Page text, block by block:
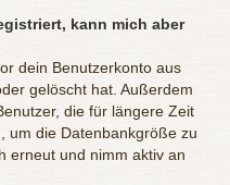
kann mich aber
dein Benutzerkonto aus
gelöscht hat. Außerdem
die für längere Zeit
um die Datenbankgröße zu
erneut und nimm aktiv an